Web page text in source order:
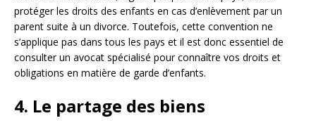
protéger les droits des enfants en cas d’enlèvement par un
parent suite à un divorce. Toutefois, cette convention ne
s’applique pas dans tous les pays et il est donc essentiel de
consulter un avocat spécialisé pour connaître vos droits et
obligations en matière de garde d’enfants.
4. Le partage des biens